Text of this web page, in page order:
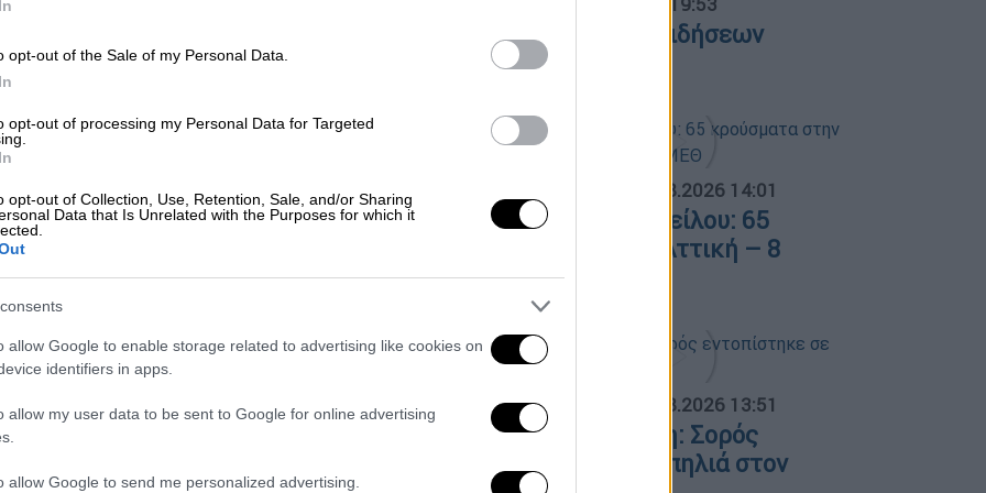
opt-out of the Sale of my Personal Data.
opt-out of processing my Personal Data for Targeted
opt-out of Collection, Use, Retention, Sale, and/or Sharing
Data that Is Unrelated with the Purposes for which it
allow Google to enable storage related to advertising like cookies on
identifiers in apps.
allow my user data to be sent to Google for online advertising
allow Google to send me personalized advertising.
Συνελήφθη η μητέρα του βρέφους
στην Πάτρα που νοσηλεύεται με
κακοποίηση
Ελλάδα|21.06.2026 12:44
νοσοκομείο με ενδείξεις
07.08.2026 19:53
Κεντρικό δελτίο ειδήσεων
07/08/2026
08.08.2026 14:01
Ιός του Δυτικού Νείλου: 65
κρούσματα στην Αττική – 8
ασθενείς σε ΜΕΘ
ΑΠΟΣΠΑΣΜΑΤΑ... 08.08.2026 13:51
Τελευταία εξέλιξη: Σορός
εντοπίστηκε σε σπηλιά στον